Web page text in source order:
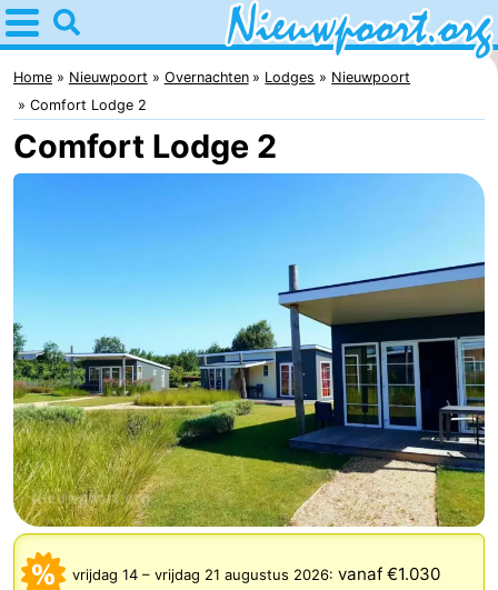
Home
Nieuwpoort
Tips
Voor
-
Holiday
Suites
Nieuwpoort
-
Holiday
Suites
Westende
Bed
(&
breakfasts)
Campings
Hotels
Vakantiehuizen
Home Nieuwpoort Overnachten Lodges
Nieuwpoort
Comfort Lodge 2
Comfort Lodge 2
vrijdag 14 – vrijdag 21 augustus 2026: vanaf €1.030